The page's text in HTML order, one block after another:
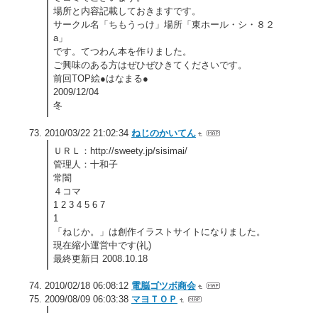
場所と内容記載しておきますです。
サークル名「ちもうっけ」場所「東ホール・シ・８２
a」
です。てつわん本を作りました。
ご興味のある方はぜひぜひきてくださいです。
前回TOP絵●はなまる●
2009/12/04
冬
2010/03/22 21:02:34 ねじのかいてん
ＵＲＬ：http://sweety.jp/sisimai/
管理人：十和子
常闇
４コマ
1 2 3 4 5 6 7
1
「ねじか。」は創作イラストサイトになりました。
現在縮小運営中です(礼)
最終更新日 2008.10.18
2010/02/18 06:08:12 電脳ゴツボ商会
2009/08/09 06:03:38 マヨＴＯＰ